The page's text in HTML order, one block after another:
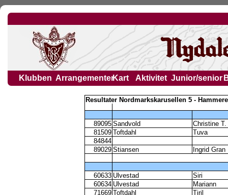
Klubben ArrangementerKart Aktivitet Junior/senior